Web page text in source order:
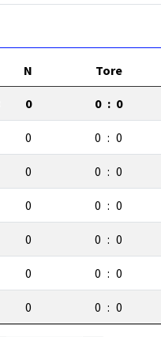
N Tore
0 0 : 0
0 0 : 0
0 0 : 0
0 0 : 0
0 0 : 0
0 0 : 0
0 0 : 0